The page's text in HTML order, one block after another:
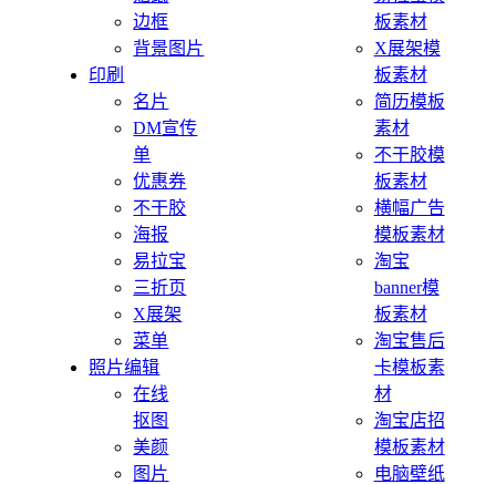
边框
背景图片
印刷
名片
DM宣传
单
优惠券
不干胶
海报
易拉宝
三折页
X展架
菜单
照片编辑
在线
抠图
美颜
图片
板素材
X展架模
板素材
简历模板
素材
不干胶模
板素材
横幅广告
模板素材
淘宝
banner模
板素材
淘宝售后
卡模板素
材
淘宝店招
模板素材
电脑壁纸